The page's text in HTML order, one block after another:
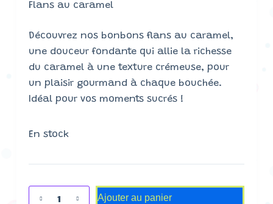
Flans au caramel
Découvrez nos bonbons flans au caramel,
une douceur fondante qui allie la richesse
du caramel à une texture crémeuse, pour
un plaisir gourmand à chaque bouchée.
Idéal pour vos moments sucrés !
En stock
Ajouter au panier